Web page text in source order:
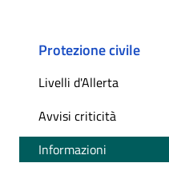
Protezione civile
Livelli d'Allerta
Avvisi criticità
Informazioni